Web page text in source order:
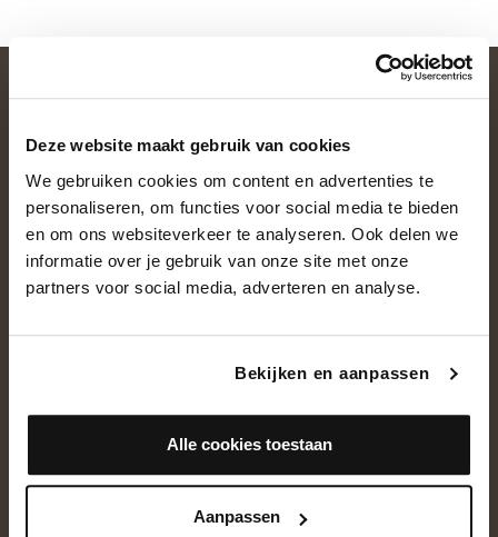
Deze website maakt gebruik van cookies
We gebruiken cookies om content en advertenties te
personaliseren, om functies voor social media te bieden
en om ons websiteverkeer te analyseren. Ook delen we
informatie over je gebruik van onze site met onze
partners voor social media, adverteren en analyse.
Bekijken en aanpassen
Alle cookies toestaan
Aanpassen
OVER ONS
NEEM CONTACT OP
+31(0)13 5362828